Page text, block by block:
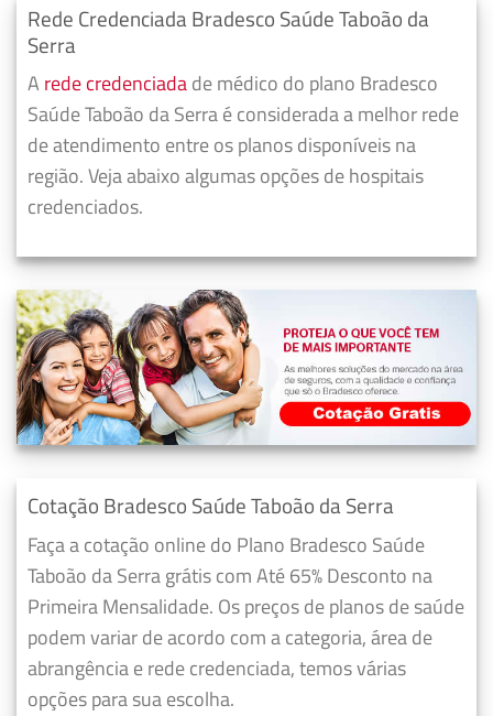
Rede Credenciada Bradesco Saúde Taboão da
Serra
A rede credenciadade médico do plano Bradesco
Saúde Taboão da Serra é considerada a melhor rede
de atendimento entre os planos disponíveis na
região. Veja abaixo algumas opções de hospitais
credenciados.
Cotação Bradesco Saúde Taboão da Serra
Faça a cotação online do Plano Bradesco Saúde
Taboão da Serra grátis com Até 65% Desconto na
Primeira Mensalidade. Os preços de planos de saúde
podem variar de acordo com a categoria, área de
abrangência e rede credenciada, temos várias
opções para sua escolha.